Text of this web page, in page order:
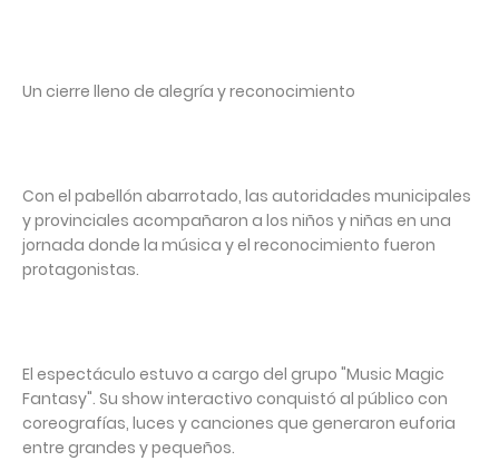
Un cierre lleno de alegría y reconocimiento⁣
Con el pabellón abarrotado, las autoridades municipales
y provinciales acompañaron a los niños y niñas en una
jornada donde la música y el reconocimiento fueron
protagonistas. ⁣
El espectáculo estuvo a cargo del grupo "Music Magic
Fantasy". Su show interactivo conquistó al público con
coreografías, luces y canciones que generaron euforia
entre grandes y pequeños.⁣